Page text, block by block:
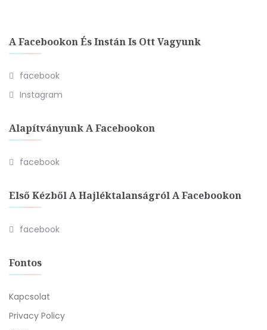
A Facebookon És Instán Is Ott Vagyunk
facebook
Instagram
Alapítványunk A Facebookon
facebook
Első Kézből A Hajléktalanságról A Facebookon
facebook
Fontos
Kapcsolat
Privacy Policy